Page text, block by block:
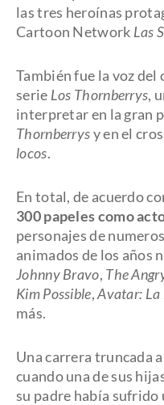
las tres heroínas
Cartoon Network Las
También fue la voz
serie Los Thornberrys,
interpretar en la gran
Thornberrysy en el
locos.
En total, de acuerdo
300 papeles como
personajes de
animados de los años
Johnny Bravo, The
Kim Possible,Avatar: La
más.
Una carrera truncada
cuando una de sus
su padre había sufrido